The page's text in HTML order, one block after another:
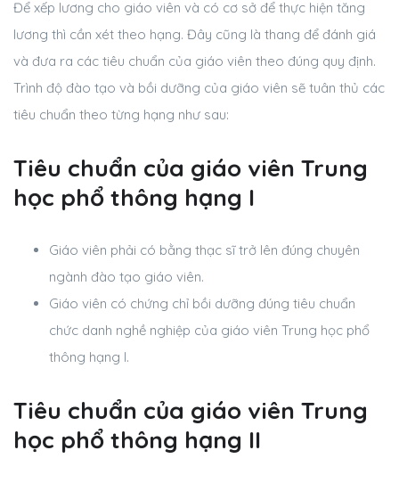
Để xếp lương cho giáo viên và có cơ sở để thực hiện tăng
lương thì cần xét theo hạng. Đây cũng là thang để đánh giá
và đưa ra các tiêu chuẩn của giáo viên theo đúng quy định.
Trình độ đào tạo và bồi dưỡng của giáo viên sẽ tuân thủ các
tiêu chuẩn theo từng hạng như sau:
Tiêu chuẩn của giáo viên Trung
học phổ thông hạng I
Giáo viên phải có bằng thạc sĩ trở lên đúng chuyên
ngành đào tạo giáo viên.
Giáo viên có chứng chỉ bồi dưỡng đúng tiêu chuẩn
chức danh nghề nghiệp của giáo viên Trung học phổ
thông hạng I.
Tiêu chuẩn của giáo viên Trung
học phổ thông hạng II